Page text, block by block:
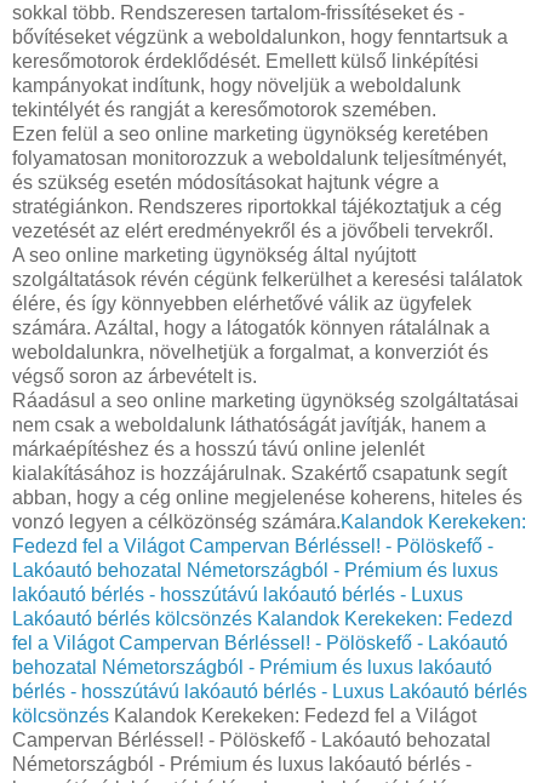
sokkal több. Rendszeresen tartalom-frissítéseket és -
bővítéseket végzünk a weboldalunkon, hogy fenntartsuk a
keresőmotorok érdeklődését. Emellett külső linképítési
kampányokat indítunk, hogy növeljük a weboldalunk
tekintélyét és rangját a keresőmotorok szemében.
Ezen felül a seo online marketing ügynökség keretében
folyamatosan monitorozzuk a weboldalunk teljesítményét,
és szükség esetén módosításokat hajtunk végre a
stratégiánkon. Rendszeres riportokkal tájékoztatjuk a cég
vezetését az elért eredményekről és a jövőbeli tervekről.
A seo online marketing ügynökség által nyújtott
szolgáltatások révén cégünk felkerülhet a keresési találatok
élére, és így könnyebben elérhetővé válik az ügyfelek
számára. Azáltal, hogy a látogatók könnyen rátalálnak a
weboldalunkra, növelhetjük a forgalmat, a konverziót és
végső soron az árbevételt is.
Ráadásul a seo online marketing ügynökség szolgáltatásai
nem csak a weboldalunk láthatóságát javítják, hanem a
márkaépítéshez és a hosszú távú online jelenlét
kialakításához is hozzájárulnak. Szakértő csapatunk segít
abban, hogy a cég online megjelenése koherens, hiteles és
vonzó legyen a célközönség számára.Kalandok Kerekeken:
Fedezd fel a Világot Campervan Bérléssel! - Pölöskefő -
Lakóautó behozatal Németországból - Prémium és luxus
lakóautó bérlés - hosszútávú lakóautó bérlés - Luxus
Lakóautó bérlés kölcsönzés Kalandok Kerekeken: Fedezd
fel a Világot Campervan Bérléssel! - Pölöskefő - Lakóautó
behozatal Németországból - Prémium és luxus lakóautó
bérlés - hosszútávú lakóautó bérlés - Luxus Lakóautó bérlés
kölcsönzés Kalandok Kerekeken: Fedezd fel a Világot
Campervan Bérléssel! - Pölöskefő - Lakóautó behozatal
Németországból - Prémium és luxus lakóautó bérlés -